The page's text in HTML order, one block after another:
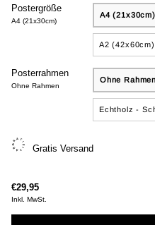
Postergröße
A4 (21x30cm)
A4 (21x30cm)
A2 (42x60cm)
Posterrahmen
Ohne Rahmen
Ohne Rahmen
Echtholz -
Gratis Versand
€29,95
Inkl. MwSt.